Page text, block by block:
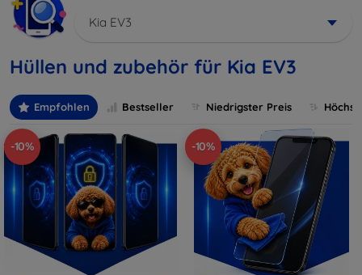
Kia EV3
Hüllen und zubehör für Kia EV3
Empfohlen Bestseller Niedrigster Preis
-10% -10%